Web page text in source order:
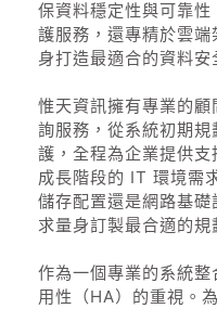
保資料穩定性與可靠
護服務，還專精於雲
身打造最適合的資料安
惟天資訊擁有專業的
詢服務，從系統初期
護，全程為企業提供
成長階段的 IT 環境需
儲存配置還是網路基
求量身訂製最合適的規
作為一個專業的系統
用性（HA）的重視。